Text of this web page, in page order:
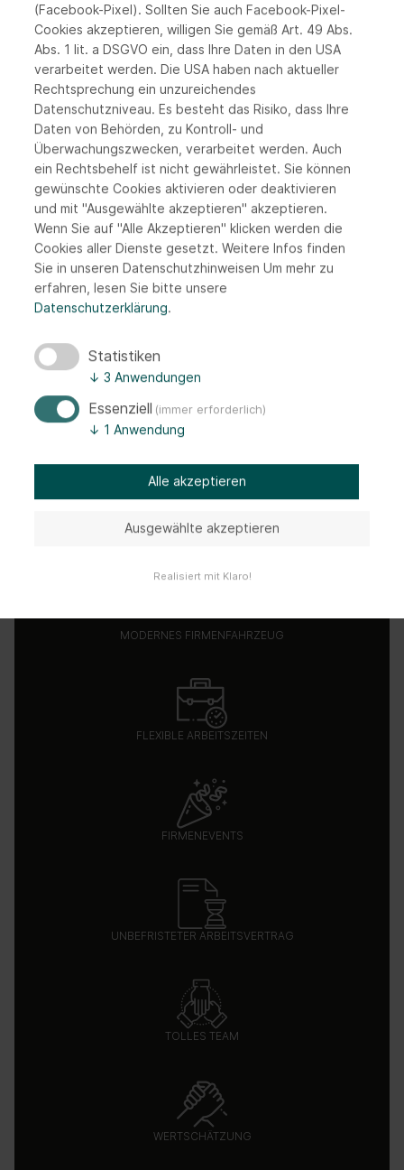
Vertriebsingenieur
(m/w/d) Elektrotechnik
90766 Fürth
JETZT BEWERBEN
MEHR INFOS
ELEKTROTECHNIK
FÜRTH
30 URLAUBSTAGE
MODERNES FIRMENFAHRZEUG
FLEXIBLE ARBEITSZEITEN
FIRMENEVENTS
UNBEFRISTETER ARBEITSVERTRAG
TOLLES TEAM
WERTSCHÄTZUNG
(Facebook-Pixel). Sollten Sie auch Facebook-Pixel-
Cookies akzeptieren, willigen Sie gemäß Art. 49 Abs.
Abs. 1 lit. a DSGVO ein, dass Ihre Daten in den USA
verarbeitet werden. Die USA haben nach aktueller
Rechtsprechung ein unzureichendes
Datenschutzniveau. Es besteht das Risiko, dass Ihre
Daten von Behörden, zu Kontroll- und
Überwachungszwecken, verarbeitet werden. Auch
ein Rechtsbehelf ist nicht gewährleistet. Sie können
gewünschte Cookies aktivieren oder deaktivieren
und mit "Ausgewählte akzeptieren" akzeptieren.
Wenn Sie auf "Alle Akzeptieren" klicken werden die
Cookies aller Dienste gesetzt. Weitere Infos finden
Sie in unseren Datenschutzhinweisen Um mehr zu
erfahren, lesen Sie bitte unsere
Datenschutzerklärung.
Statistiken
↓ 3 Anwendungen
Essenziell (immer erforderlich)
↓ 1 Anwendung
Ausgewählte akzeptieren
Alle akzeptieren
Realisiert mit Klaro!